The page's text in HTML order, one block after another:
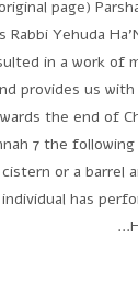
page)
Yehuda
in a work of
provides us
the end of
7 the
or a barrel
has